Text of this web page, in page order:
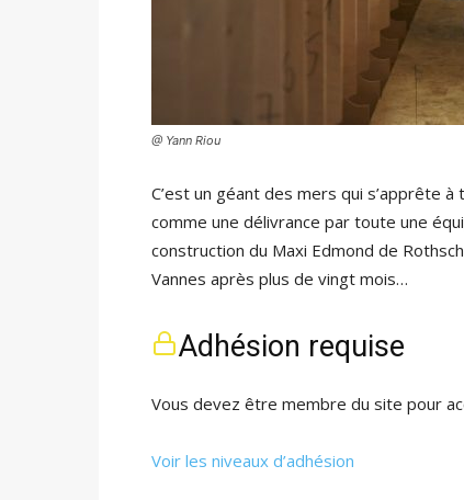
@ Yann Riou
C’est un géant des mers qui s’apprête à
comme une délivrance par toute une
construction du Maxi Edmond de
Vannes après plus de vingt mois…
Adhésion requise
Vous devez être membre du site pour
Voir les niveaux d’adhésion